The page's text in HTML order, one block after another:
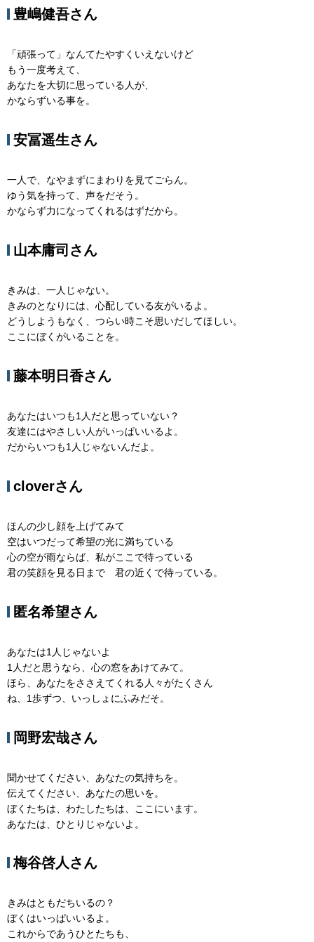
豊嶋健吾さん
「頑張って」なんてたやすくいえないけど
もう一度考えて、
あなたを大切に思っている人が、
かならずいる事を。
安冨遥生さん
一人で、なやまずにまわりを見てごらん。
ゆう気を持って、声をだそう。
かならず力になってくれるはずだから。
山本庸司さん
きみは、一人じゃない。
きみのとなりには、心配している友がいるよ。
どうしようもなく、つらい時こそ思いだしてほしい。
ここにぼくがいることを。
藤本明日香さん
あなたはいつも1人だと思っていない？
友達にはやさしい人がいっぱいいるよ。
だからいつも1人じゃないんだよ。
cloverさん
ほんの少し顔を上げてみて
空はいつだって希望の光に満ちている
心の空が雨ならば、私がここで待っている
君の笑顔を見る日まで 君の近くで待っている。
匿名希望さん
あなたは1人じゃないよ
1人だと思うなら、心の窓をあけてみて。
ほら、あなたをささえてくれる人々がたくさん
ね、1歩ずつ、いっしょにふみだそ。
岡野宏哉さん
聞かせてください、あなたの気持ちを。
伝えてください、あなたの思いを。
ぼくたちは、わたしたちは、ここにいます。
あなたは、ひとりじゃないよ。
梅谷啓人さん
きみはともだちいるの？
ぼくはいっぱいいるよ。
これからであうひとたちも、